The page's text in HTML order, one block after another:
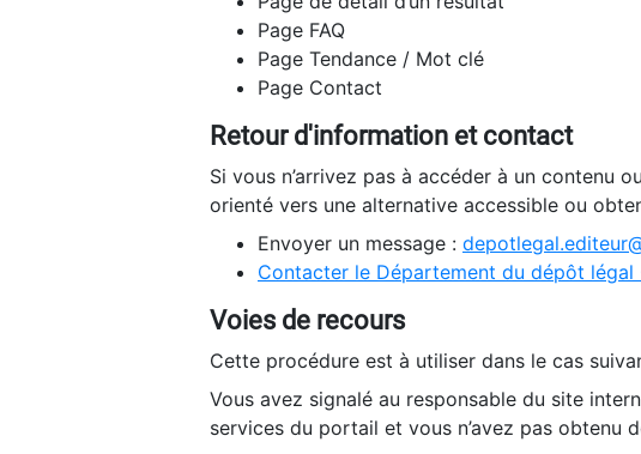
Page FAQ
Page Tendance / Mot clé
Page Contact
Retour d'information et contact
Si vous n’arrivez pas à accéder à un contenu
orienté vers une alternative accessible ou
Envoyer un message :
Contacter le Département du dépôt
Voies de recours
Cette procédure est à utiliser dans le cas
Vous avez signalé au responsable du site
services du portail et vous n’avez pas obtenu